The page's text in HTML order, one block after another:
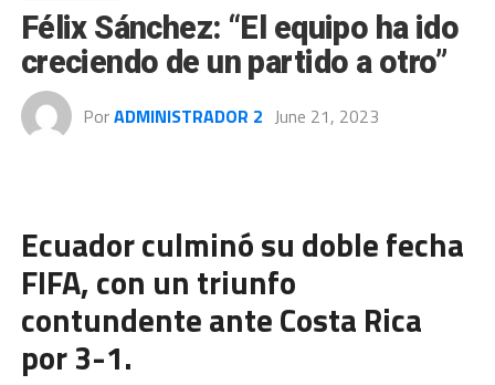
Félix Sánchez: “El equipo ha ido
creciendo de un partido a otro”
PorADMINISTRADOR 2 June 21, 2023
Ecuador culminó su doble fecha
FIFA, con un triunfo
contundente ante Costa Rica
por 3-1.